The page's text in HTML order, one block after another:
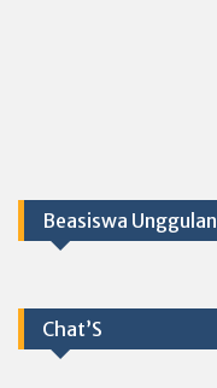
Beasiswa Unggulan
Chat’S